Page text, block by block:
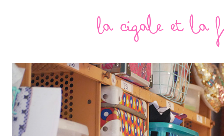
La cigale et